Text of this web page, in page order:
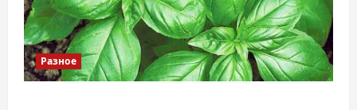
Разное